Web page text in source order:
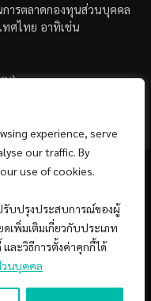
experience, serve
our traffic. By
use of cookies.
รับปรุงประสบการณ์ของผู้
เพิ่มเติมเกี่ยวกับประเภท
ละวิธีการตั้งค่าคุกกี้ได้
วนบุคคล
ารตลาดกองทุนส่วนบุคคล
ศไทย อาทิเช่น
น)